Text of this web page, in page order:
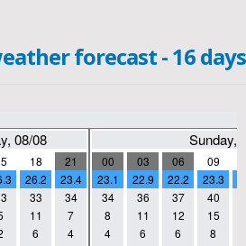
forecast - 16 days